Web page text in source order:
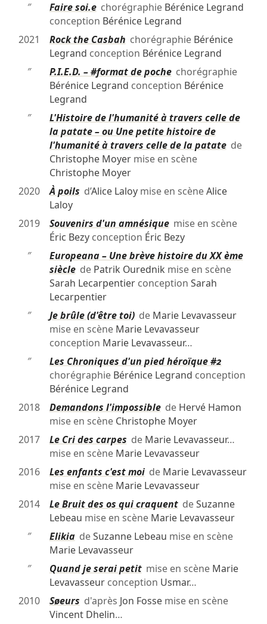
″
Faire soi.echorégraphie Bérénice Legrand
conception Bérénice Legrand
2021
Rock the Casbah chorégraphie Bérénice
Legrand conception Bérénice Legrand
″
P.I.E.D. – #format de pochechorégraphie
Bérénice Legrand conception Bérénice
Legrand
″
L'Histoire de l'humanité à travers celle de
la patate – ou Une petite histoire de
l'humanité à travers celle de la patatede
Christophe Moyermise en scène
Christophe Moyer
2020
À poils d’Alice Laloymise en scèneAlice
Laloy
2019
Souvenirs d'un amnésiquemise en scène
Éric Bezyconception Éric Bezy
″
Europeana – Une brève histoire du XX ème
sièclede Patrik Ourednik mise en scène
Sarah Lecarpentierconception Sarah
Lecarpentier
″
Je brûle (d'être toi)de Marie Levavasseur
mise en scène Marie Levavasseur
conception Marie Levavasseur…
″
Les Chroniques d'un pied héroïque #2
chorégraphie Bérénice Legrand conception
Bérénice Legrand
2018
Demandons l'impossiblede Hervé Hamon
mise en scène Christophe Moyer
2017
Le Cri des carpes de Marie Levavasseur…
mise en scène Marie Levavasseur
2016
Les enfants c'est moide Marie Levavasseur
mise en scène Marie Levavasseur
2014
Le Bruit des os qui craquentdeSuzanne
Lebeau mise en scène Marie Levavasseur
″
ElikiadeSuzanne Lebeau mise en scène
Marie Levavasseur
″
Quand je serai petitmise en scène Marie
Levavasseurconception Usmar…
2010
Søeurs d'après Jon Fossemise en scène
Vincent Dhelin…